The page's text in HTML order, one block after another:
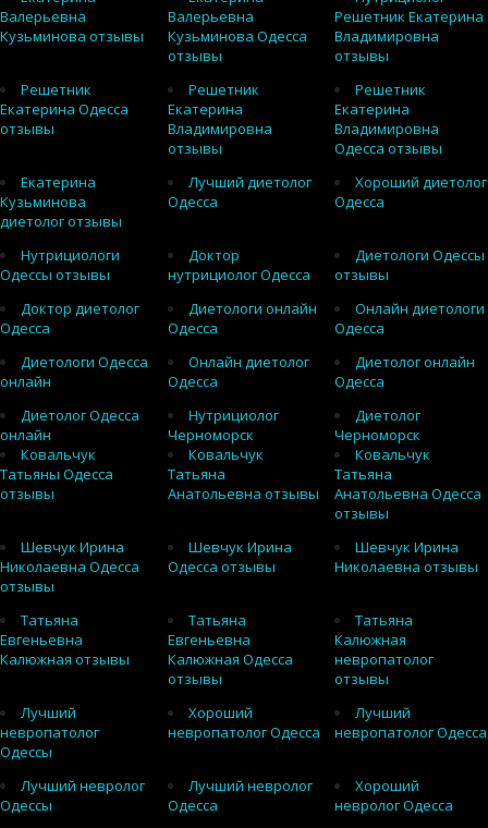
Валерьевна
Кузьминова отзывы
Валерьевна
Кузьминова Одесса
отзывы
Решетник Екатерина
Владимировна
отзывы
Решетник
Екатерина Одесса
отзывы
Решетник
Екатерина
Владимировна
отзывы
Решетник
Екатерина
Владимировна
Одесса отзывы
Екатерина
Кузьминова
диетолог отзывы
Лучший диетолог
Одесса
Хороший диетолог
Одесса
Нутрициологи
Одессы отзывы
Доктор
нутрициолог Одесса
Диетологи Одессы
отзывы
Доктор диетолог
Одесса
Диетологи онлайн
Одесса
Онлайн диетологи
Одесса
Диетологи Одесса
онлайн
Онлайн диетолог
Одесса
Диетолог онлайн
Одесса
Диетолог Одесса
онлайн
Нутрициолог
Черноморск
Диетолог
Черноморск
Ковальчук
Татьяны Одесса
отзывы
Ковальчук
Татьяна
Анатольевна отзывы
Ковальчук
Татьяна
Анатольевна Одесса
отзывы
Шевчук Ирина
Николаевна Одесса
отзывы
Шевчук Ирина
Одесса отзывы
Шевчук Ирина
Николаевна отзывы
Татьяна
Евгеньевна
Калюжная отзывы
Татьяна
Евгеньевна
Калюжная Одесса
отзывы
Татьяна
Калюжная
невропатолог
отзывы
Лучший
невропатолог
Одессы
Хороший
невропатолог Одесса
Лучший
невропатолог Одесса
Лучший невролог
Одессы
Лучший невролог
Одесса
Хороший
невролог Одесса